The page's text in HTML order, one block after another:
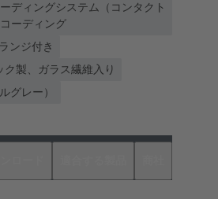
ディングシステム（コンタクト
ーディング
ンジ付き
ク製、ガラス繊維入り
グレー）